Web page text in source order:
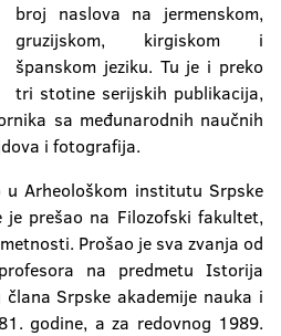
broj naslova na jermenskom,
gruzijskom, kirgiskom i
španskom jeziku. Tu je i preko
tri stotine serijskih publikacija,
sa međunarodnih naučnih
i fotografija.
Arheološkom institutu Srpske
je prešao na Filozofski fakultet,
Prošao je sva zvanja od
na predmetu Istorija
Srpske akademije nauka i
godine, a za redovnog 1989.